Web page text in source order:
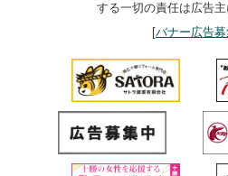
する一切の責任は広告主
[バナー広告募